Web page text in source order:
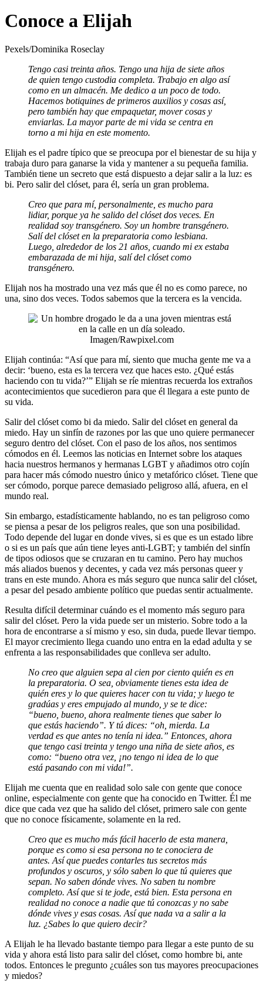
Conoce a Elijah
Pexels/Dominika Roseclay
Tengo casi treinta años. Tengo una hija de siete años
de quien tengo custodia completa. Trabajo en algo así
como en un almacén. Me dedico a un poco de todo.
Hacemos botiquines de primeros auxilios y cosas así,
pero también hay que empaquetar, mover cosas y
enviarlas. La mayor parte de mi vida se centra en
torno a mi hija en este momento.
Elijah es el padre típico que se preocupa por el bienestar de su hija y
trabaja duro para ganarse la vida y mantener a su pequeña familia.
También tiene un secreto que está dispuesto a dejar salir a la luz: es
bi. Pero salir del clóset, para él, sería un gran problema.
Creo que para mí, personalmente, es mucho para
lidiar, porque ya he salido del clóset dos veces. En
realidad soy transgénero. Soy un hombre transgénero.
Salí del clóset en la preparatoria como lesbiana.
Luego, alrededor de los 21 años, cuando mi ex estaba
embarazada de mi hija, salí del clóset como
transgénero.
Elijah nos ha mostrado una vez más que él no es como parece, no
una, sino dos veces. Todos sabemos que la tercera es la vencida.
Imagen/Rawpixel.com
Elijah continúa: “Así que para mí, siento que mucha gente me va a
decir: ‘bueno, esta es la tercera vez que haces esto. ¿Qué estás
haciendo con tu vida?’” Elijah se ríe mientras recuerda los extraños
acontecimientos que sucedieron para que él llegara a este punto de
su vida.
Salir del clóset como bi da miedo. Salir del clóset en general da
miedo. Hay un sinfín de razones por las que uno quiere permanecer
seguro dentro del clóset. Con el paso de los años, nos sentimos
cómodos en él. Leemos las noticias en Internet sobre los ataques
hacia nuestros hermanos y hermanas LGBT y añadimos otro cojín
para hacer más cómodo nuestro único y metafórico clóset. Tiene que
ser cómodo, porque parece demasiado peligroso allá, afuera, en el
mundo real.
Sin embargo, estadísticamente hablando, no es tan peligroso como
se piensa a pesar de los peligros reales, que son una posibilidad.
Todo depende del lugar en donde vives, si es que es un estado libre
o si es un país que aún tiene leyes anti-LGBT; y también del sinfín
de tipos odiosos que se cruzaran en tu camino. Pero hay muchos
más aliados buenos y decentes, y cada vez más personas queer y
trans en este mundo. Ahora es más seguro que nunca salir del clóset,
a pesar del pesado ambiente político que puedas sentir actualmente.
Resulta difícil determinar cuándo es el momento más seguro para
salir del clóset. Pero la vida puede ser un misterio. Sobre todo a la
hora de encontrarse a sí mismo y eso, sin duda, puede llevar tiempo.
El mayor crecimiento llega cuando uno entra en la edad adulta y se
enfrenta a las responsabilidades que conlleva ser adulto.
No creo que alguien sepa al cien por ciento quién es en
la preparatoria. O sea, obviamente tienes esta idea de
quién eres y lo que quieres hacer con tu vida; y luego te
gradúas y eres empujado al mundo, y se te dice:
“bueno, bueno, ahora realmente tienes que saber lo
que estás haciendo”. Y tú dices: “oh, mierda. La
verdad es que antes no tenía ni idea.” Entonces, ahora
que tengo casi treinta y tengo una niña de siete años, es
como: “bueno otra vez, ¡no tengo ni idea de lo que
está pasando con mi vida!”.
Elijah me cuenta que en realidad solo sale con gente que conoce
online, especialmente con gente que ha conocido en Twitter. Él me
dice que cada vez que ha salido del clóset, primero sale con gente
que no conoce físicamente, solamente en la red.
Creo que es mucho más fácil hacerlo de esta manera,
porque es como si esa persona no te conociera de
antes. Así que puedes contarles tus secretos más
profundos y oscuros, y sólo saben lo que tú quieres que
sepan. No saben dónde vives. No saben tu nombre
completo. Así que si te jode, está bien. Esta persona en
realidad no conoce a nadie que tú conozcas y no sabe
dónde vives y esas cosas. Así que nada va a salir a la
luz. ¿Sabes lo que quiero decir?
A Elijah le ha llevado bastante tiempo para llegar a este punto de su
vida y ahora está listo para salir del clóset, como hombre bi, ante
todos. Entonces le pregunto ¿cuáles son tus mayores preocupaciones
y miedos?